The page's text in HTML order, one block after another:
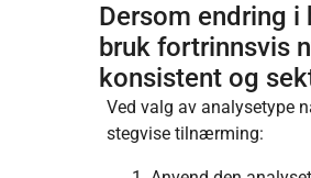
Dersom endring
bruk fortrinnsvis
konsistent og
Ved valg av analysetype
stegvise tilnærming: